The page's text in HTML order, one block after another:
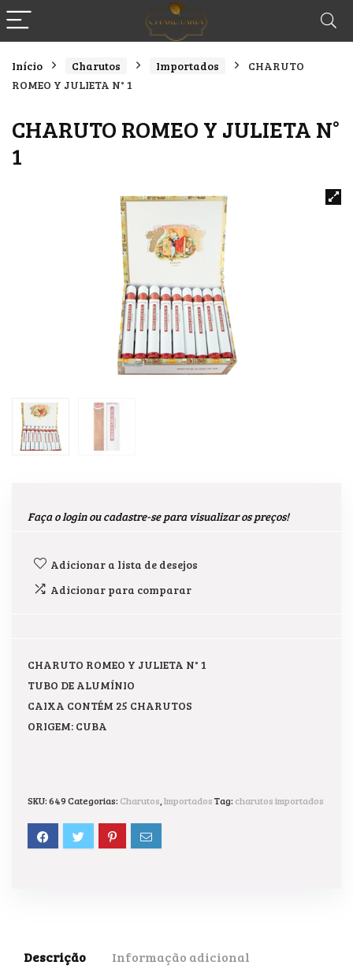
Início Charutos Importados
CHARUTO
ROMEO Y JULIETA N° 1
CHARUTO ROMEO Y JULIETA N°
1
Faça o login ou cadastre-se para visualizar os preços!
Adicionar a lista de desejos
Adicionar para comparar
CHARUTO ROMEO Y JULIETA N° 1
TUBO DE ALUMÍNIO
CAIXA CONTÉM 25 CHARUTOS
ORIGEM: CUBA
SKU:649Categorias: Charutos ImportadosTag: charutos importados
Descrição Informação adicional